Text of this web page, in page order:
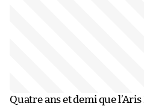
Quatre ans et demi que l’Aris